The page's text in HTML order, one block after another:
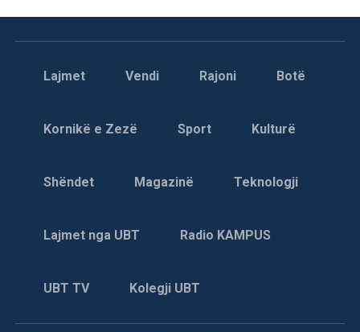
Lajmet Vendi Rajoni Botë
Kornikë e Zezë Sport Kulturë
Shëndet Magazinë Teknologji
Lajmet nga UBT Radio KAMPUS
UBT TV Kolegji UBT